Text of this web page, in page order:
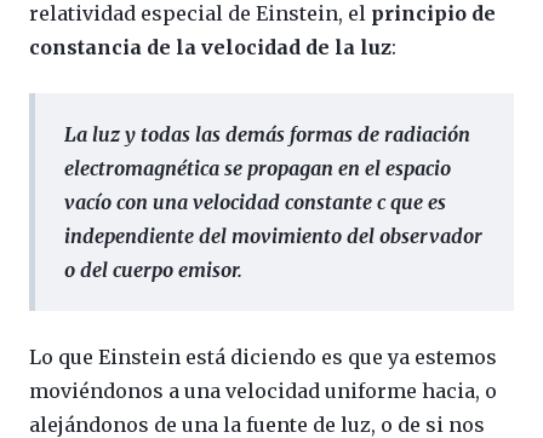
relatividad especial de Einstein, el principio de
constancia de la velocidad de la luz:
La luz y todas las demás formas de radiación
electromagnética se propagan en el espacio
vacío con una velocidad constante cque es
independiente del movimiento del observador
o del cuerpo emisor.
Lo que Einstein está diciendo es que ya estemos
moviéndonos a una velocidad uniforme hacia, o
alejándonos de una la fuente de luz, o de si nos